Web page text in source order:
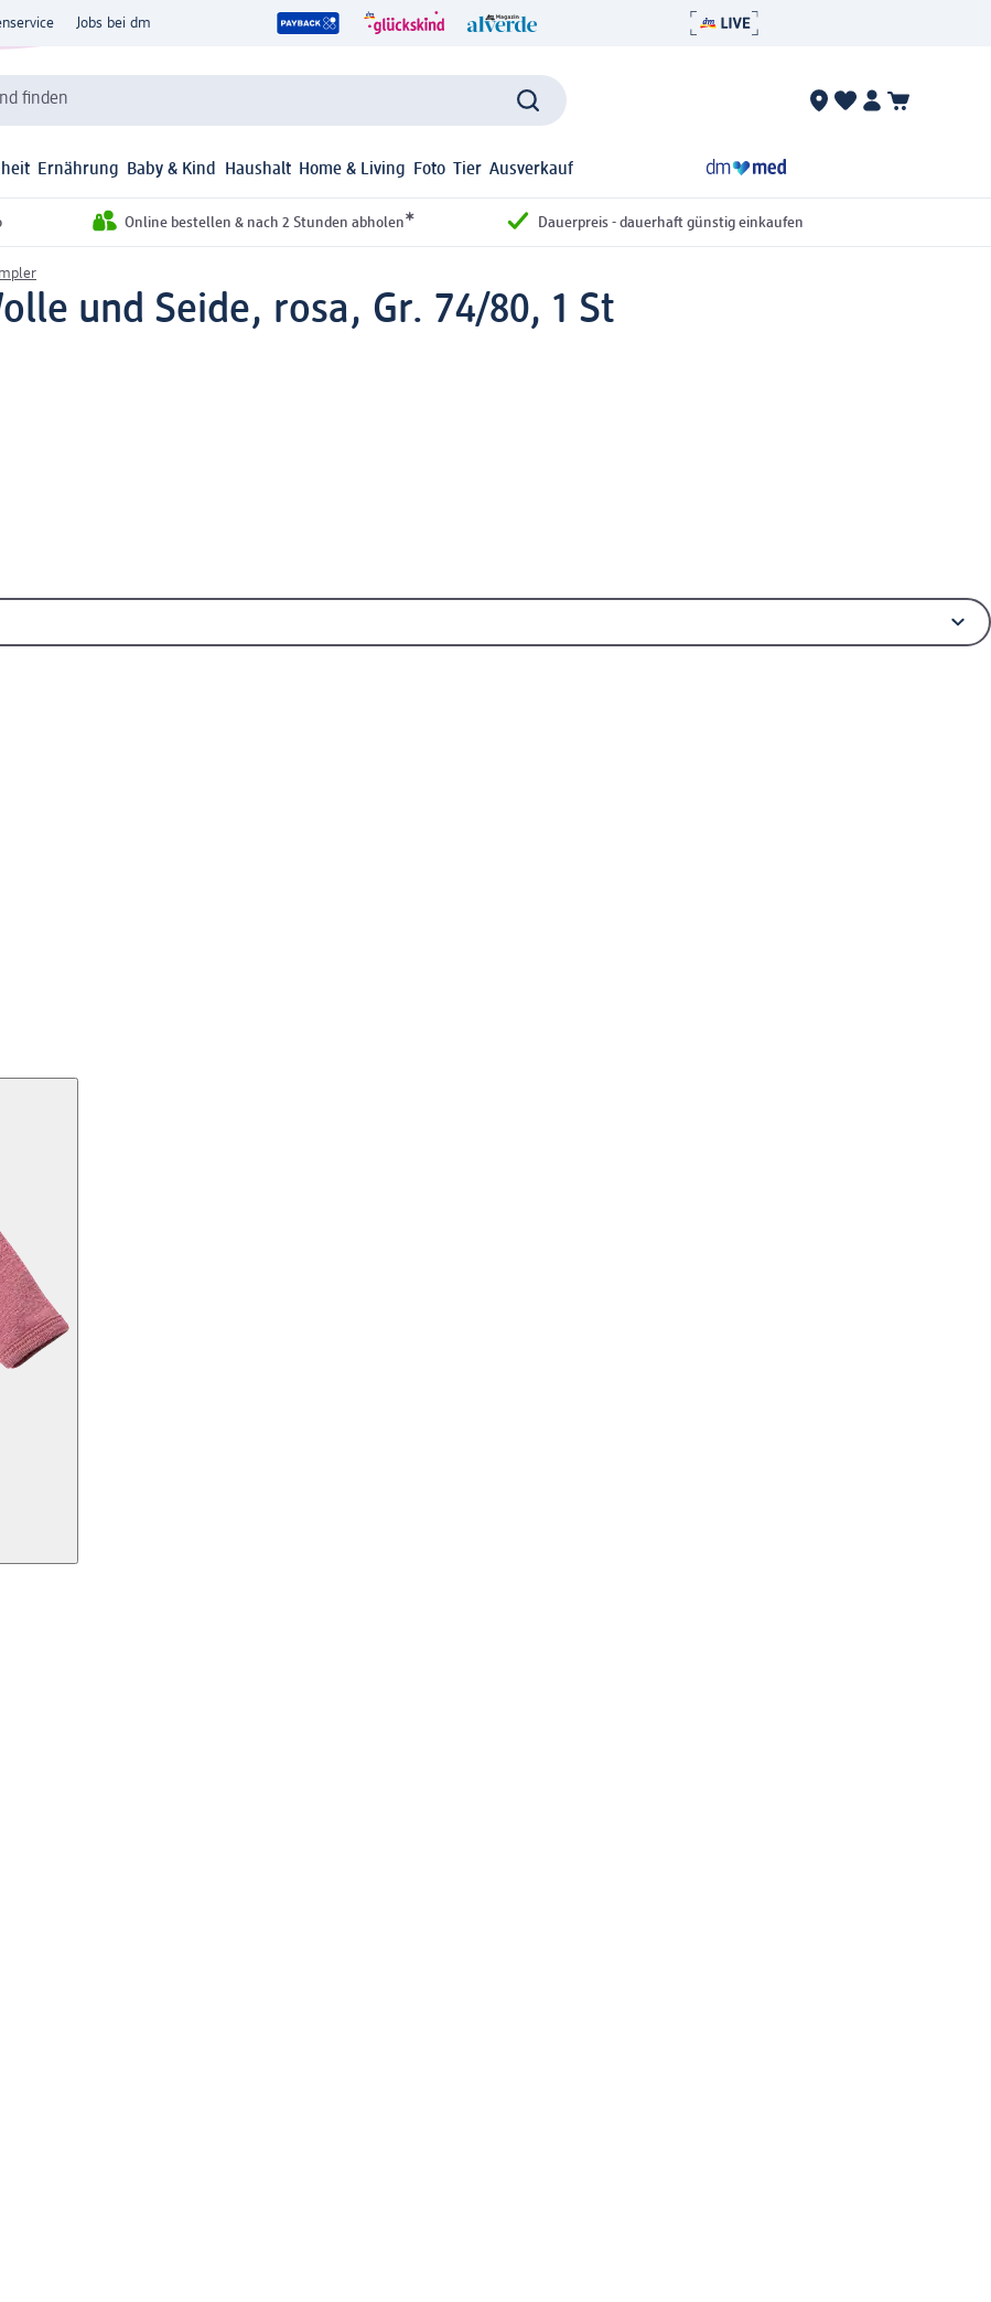
Jobs bei dm
finden
Ernährung Baby & Kind Haushalt Home & Living Foto Tier Ausverkauf
Online bestellen & nach 2 Stunden abholen* Dauerpreis - dauerhaft günstig einkaufen
und Seide, rosa, Gr. 74/80, 1 St